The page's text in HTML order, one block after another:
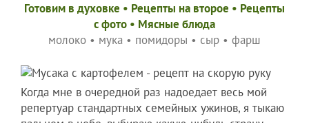
Готовим в духовке • Рецепты на второе • Рецепты
c фото • Мясные блюда
молоко • мука • помидоры • сыр • фарш
Когда мне в очередной раз надоедает весь мой
репертуар стандартных семейных ужинов, я тыкаю